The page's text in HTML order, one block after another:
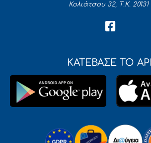
Κολιάτσου 32, Τ.Κ. 20131
ΚΑΤΕΒΑΣΕ ΤΟ